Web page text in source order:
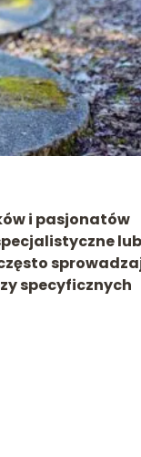
i pasjonatów
lub
specyficznych